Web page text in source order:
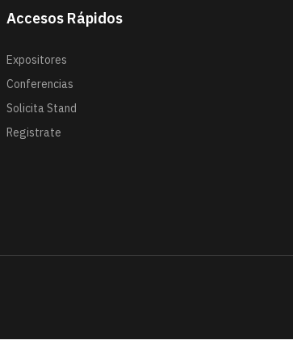
Accesos Rápidos
Expositores
Conferencias
Solicita Stand
Registrate